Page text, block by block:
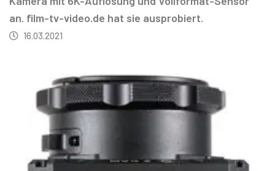
an. film-tv-video.de hat sie ausprobiert.
16.03.2021